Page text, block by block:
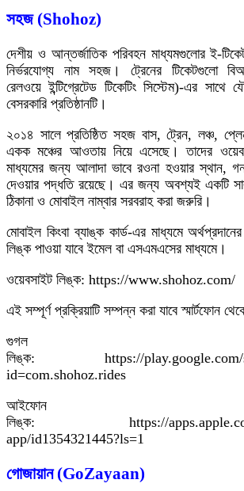
সহজ (Shohoz)
দেশীয় ও আন্তর্জাতিক পরিবহন মাধ্যমগুলোর ই-
নির্ভরযোগ্য নাম সহজ। ট্রেনের টিকেটগুলো
রেলওয়ে ইন্টিগ্রেটেড টিকেটিং সিস্টেম)-এর
বেসরকারি প্রতিষ্ঠানটি।
২০১৪ সালে প্রতিষ্ঠিত সহজ বাস, ট্রেন, লঞ্চ,
একক মঞ্চের আওতায় নিয়ে এসেছে। তাদের
মাধ্যমের জন্য আলাদা ভাবে রওনা হওয়ার স্থান,
দেওয়ার পদ্ধতি রয়েছে। এর জন্য অবশ্যই একটি
ঠিকানা ও মোবাইল নাম্বার সরবরাহ করা জরুরি।
মোবাইল কিংবা ব্যাঙ্ক কার্ড-এর মাধ্যমে
লিঙ্ক পাওয়া যাবে ইমেল বা এসএমএসের মাধ্যমে।
ওয়েবসাইট লিঙ্ক: https://www.shohoz.com/
এই সম্পূর্ণ প্রক্রিয়াটি সম্পন্ন করা যাবে স্মার্টফোন
গুগল প্লে-
লিঙ্ক: https://play.google.com/
id=com.shohoz.rides
আইফোন
লিঙ্ক: https://apps.apple.com/
app/id1354321445?ls=1
গোজায়ান (GoZayaan)